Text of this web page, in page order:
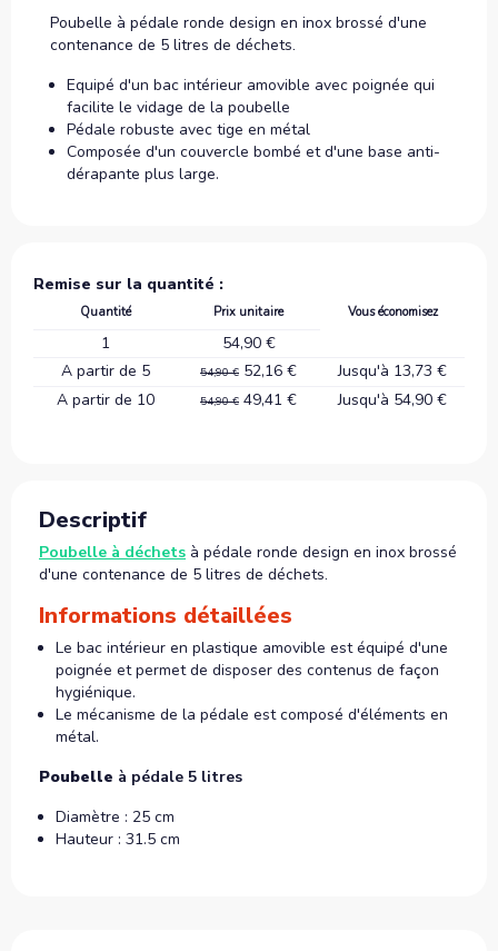
Poubelle à pédale ronde design en inox brossé d'une
contenance de 5 litres de déchets.
Equipé d'un bac intérieur amovible avec poignée qui
facilite le vidage de la poubelle
Pédale robuste avec tige en métal
Composée d'un couvercle bombé et d'une base anti-
dérapante plus large.
Remise sur la quantité :
Quantité Prix unitaire Vous économisez
1
54,90 €
A partir de 5
54,90 € 52,16 €
Jusqu'à 13,73 €
A partir de 10
54,90 € 49,41 € Jusqu'à 54,90 €
Descriptif
Poubelle à déchets à pédale ronde design en inox brossé
d'une contenance de 5 litres de déchets.
Informations détaillées
Le bac intérieur en plastique amovible est équipé d'une
poignée et permet de disposer des contenus de façon
hygiénique.
Le mécanisme de la pédale est composé d'éléments en
métal.
Poubelle à pédale 5 litres
Diamètre : 25 cm
Hauteur : 31.5 cm